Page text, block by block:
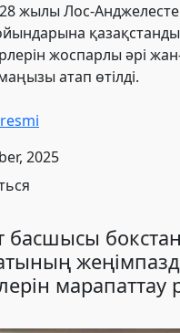
жылы Лос-Анджелесте
жоспарлы әрі
атап өтілді.
2025
басшысы
марапаттау